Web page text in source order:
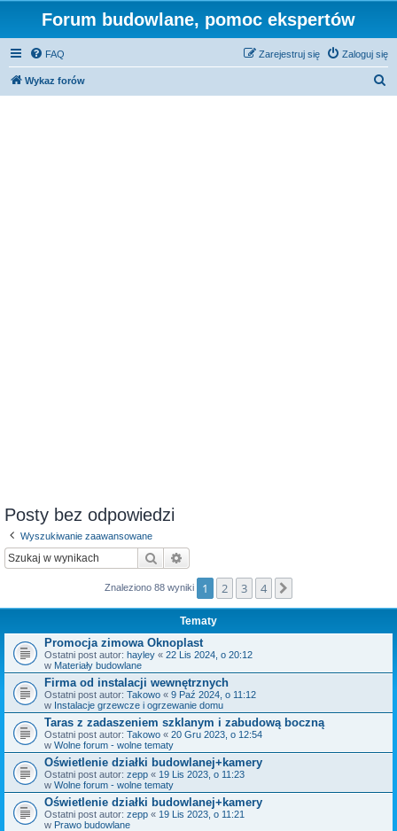
Forum budowlane, pomoc ekspertów
FAQ Zaloguj się
Zarejestruj się
Wykaz forów
Posty bez odpowiedzi
Wyszukiwanie zaawansowane
Szukaj
Znaleziono 88 wyniki 1 2 3 4
Tematy
Promocja zimowa Oknoplast
Ostatni post autor: hayley « 22 Lis 2024, o 20:12
w Materiały budowlane
Firma od instalacji wewnętrznych
Ostatni post autor: Takowo « 9 Paź 2024, o 11:12
w Instalacje grzewcze i ogrzewanie domu
Taras z zadaszeniem szklanym i zabudową boczną
Ostatni post autor: Takowo « 20 Gru 2023, o 12:54
w Wolne forum - wolne tematy
Oświetlenie działki budowlanej+kamery
Ostatni post autor: zepp « 19 Lis 2023, o 11:23
w Wolne forum - wolne tematy
Oświetlenie działki budowlanej+kamery
Ostatni post autor: zepp « 19 Lis 2023, o 11:21
w Prawo budowlane